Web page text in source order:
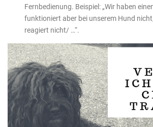
Fernbedienung. Beispiel: „Wir haben
funktioniert aber bei unserem Hund
reagiert nicht/ …“.